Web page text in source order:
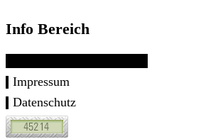
Info Bereich
Impressum
Datenschutz